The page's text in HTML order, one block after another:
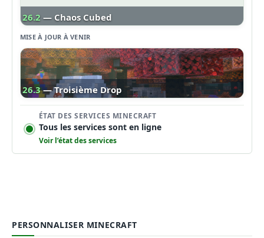
26.2 — Chaos Cubed
MISE À JOUR À VENIR
26.3 — Troisième Drop
ÉTAT DES SERVICES MINECRAFT
Tous les services sont en ligne
Voir l’état des services
PERSONNALISER MINECRAFT